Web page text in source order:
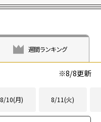
週間ランキング
※8/8更新
8/10(月) 8/11(火)